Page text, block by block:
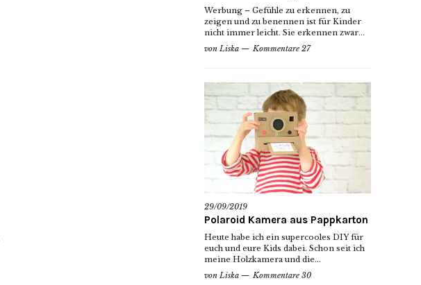
Werbung – Gefühle zu erkennen, zu
zeigen und zu benennen ist für Kinder
nicht immer leicht. Sie erkennen zwar...
von Liska Kommentare 27
29/09/2019
Polaroid Kamera aus Pappkarton
Heute habe ich ein supercooles DIY für
euch und eure Kids dabei. Schon seit ich
meine Holzkamera und die...
von Liska Kommentare 30